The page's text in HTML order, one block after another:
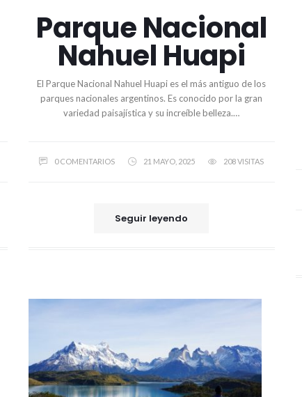
Parque Nacional
Nahuel Huapi
El Parque Nacional Nahuel Huapi es el más antiguo de los
parques nacionales argentinos. Es conocido por la gran
variedad paisajística y su increíble belleza.…
0 COMENTARIOS 21 MAYO, 2025 208 VISITAS
Seguir leyendo